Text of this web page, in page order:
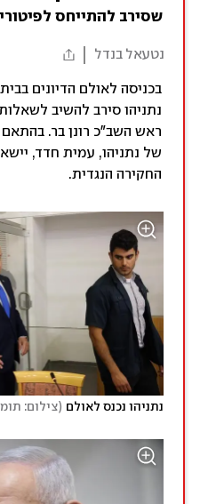
שסירב להתייחס לפיטורי
נטעאל בנדל
בכניסה לאולם הדיונים
נתניהו סירב להשיב
ראש השב"כ רונן בר.
החקירה הנגדית.
נתניהו נכנס לאולם (צילום: